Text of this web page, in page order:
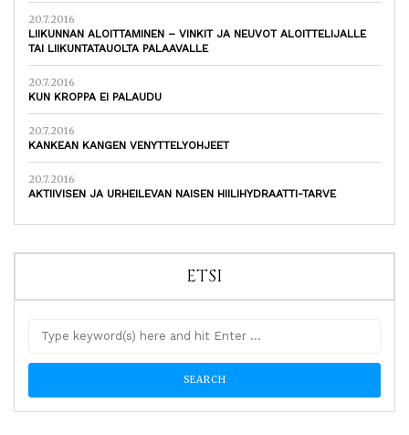
20.7.2016
LIIKUNNAN ALOITTAMINEN – VINKIT JA NEUVOT ALOITTELIJALLE
TAI LIIKUNTATAUOLTA PALAAVALLE
20.7.2016
KUN KROPPA EI PALAUDU
20.7.2016
KANKEAN KANGEN VENYTTELYOHJEET
20.7.2016
AKTIIVISEN JA URHEILEVAN NAISEN HIILIHYDRAATTI-TARVE
ETSI